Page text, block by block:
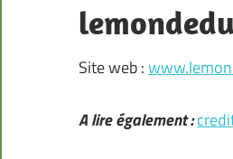
Site web :
A lire également :